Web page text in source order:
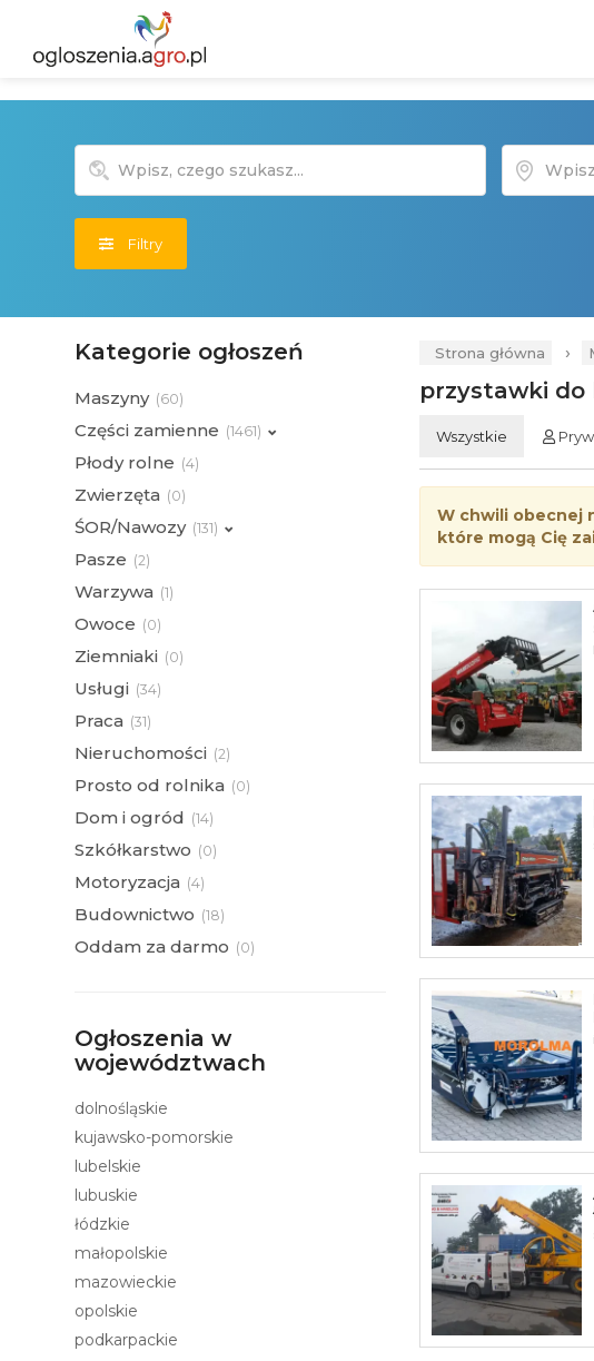
Filtry
Strona główna ›
przystawki do
Wszystkie
W chwili obecnej
które mogą Cię
Kategorie ogłoszeń
Maszyny (60)
Części zamienne (1461)
Płody rolne (4)
Zwierzęta (0)
ŚOR/Nawozy (131)
Pasze (2)
Warzywa (1)
Owoce (0)
Ziemniaki (0)
Usługi (34)
Praca (31)
Nieruchomości (2)
Prosto od rolnika (0)
Dom i ogród (14)
Szkółkarstwo (0)
Motoryzacja (4)
Budownictwo (18)
Oddam za darmo (0)
Ogłoszenia w
województwach
dolnośląskie
kujawsko-pomorskie
lubelskie
lubuskie
łódzkie
małopolskie
mazowieckie
opolskie
podkarpackie